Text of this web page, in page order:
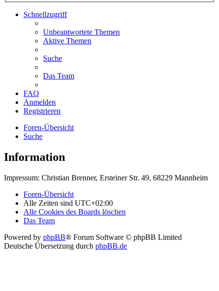
Schnellzugriff
Unbeantwortete Themen
Aktive Themen
Suche
Das Team
FAQ
Anmelden
Registrieren
Foren-Übersicht
Suche
Information
Impressum: Christian Brenner, Ersteiner Str. 49, 68229 Mannheim
Foren-Übersicht
Alle Zeiten sind UTC+02:00
Alle Cookies des Boards löschen
Das Team
Powered by phpBB® Forum Software © phpBB Limited
Deutsche Übersetzung durch phpBB.de